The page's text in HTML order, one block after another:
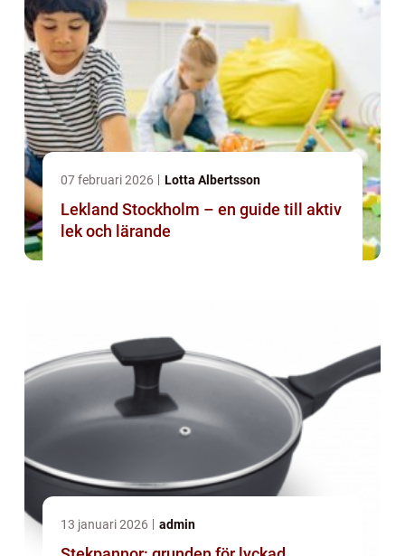
07 februari 2026 Lotta Albertsson
Lekland Stockholm – en guide till aktiv
lek och lärande
13 januari 2026 admin